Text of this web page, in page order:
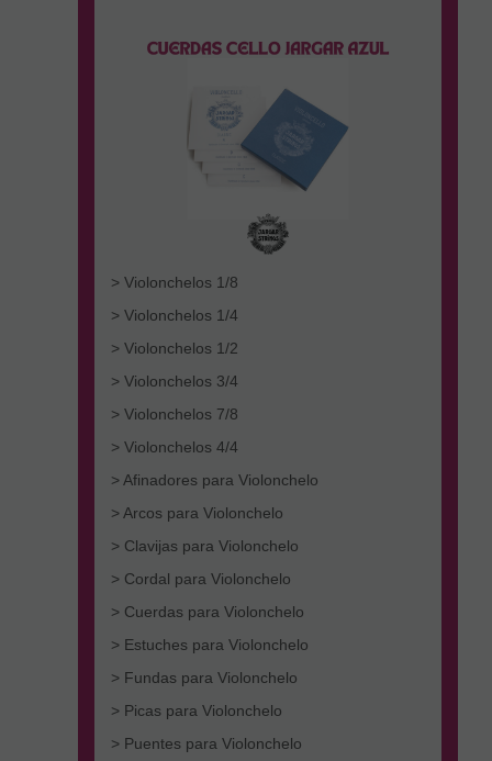
> Violonchelos 1/8
> Violonchelos 1/4
> Violonchelos 1/2
> Violonchelos 3/4
> Violonchelos 7/8
> Violonchelos 4/4
> Afinadores para Violonchelo
> Arcos para Violonchelo
> Clavijas para Violonchelo
> Cordal para Violonchelo
> Cuerdas para Violonchelo
> Estuches para Violonchelo
> Fundas para Violonchelo
> Picas para Violonchelo
> Puentes para Violonchelo